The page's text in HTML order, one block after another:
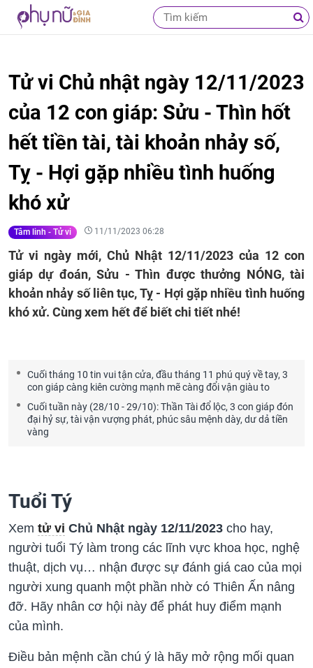
Tử vi Chủ nhật ngày 12/11/2023
của 12 con giáp: Sửu - Thìn hốt
hết tiền tài, tài khoản nhảy số,
Tỵ - Hợi gặp nhiều tình huống
khó xử
Tâm linh - Tử vi 11/11/2023 06:28
Tử vi ngày mới, Chủ Nhật 12/11/2023 của 12 con
giáp dự đoán, Sửu - Thìn được thưởng NÓNG, tài
khoản nhảy số liên tục, Tỵ - Hợi gặp nhiều tình huống
khó xử. Cùng xem hết để biết chi tiết nhé!
Cuối tháng 10 tin vui tận cửa, đầu tháng 11 phú quý về tay, 3
con giáp càng kiên cường mạnh mẽ càng đổi vận giàu to
Cuối tuần này (28/10 - 29/10): Thần Tài đổ lộc, 3 con giáp đón
đại hỷ sự, tài vận vượng phát, phúc sâu mệnh dày, dư dả tiền
vàng
Tuổi Tý
Xem tử vi Chủ Nhật ngày 12/11/2023 cho hay,
người tuổi Tý làm trong các lĩnh vực khoa học, nghệ
thuật, dịch vụ… nhận được sự đánh giá cao của mọi
người xung quanh một phần nhờ có Thiên Ấn nâng
đỡ. Hãy nhân cơ hội này để phát huy điểm mạnh
của mình.
Điều bản mệnh cần chú ý là hãy mở rộng mối quan